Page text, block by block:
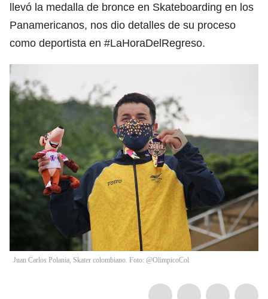
llevó la medalla de bronce en Skateboarding en los
Panamericanos, nos dio detalles de su proceso
como deportista en #LaHoraDelRegreso.
Juan Carlos Polania, Skater colombiano. Foto: @OlimpicoCol